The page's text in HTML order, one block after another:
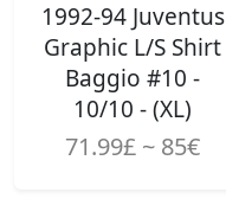
1992-94 Juventus
Graphic L/S Shirt
Baggio #10 -
10/10 - (XL)
71.99£ ~ 85€